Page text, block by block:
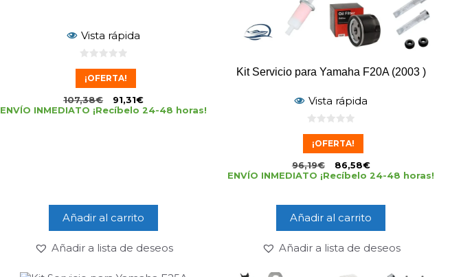
Vista rápida
5
¡OFERTA!
107,38€ 91,31€
ENVÍO INMEDIATO ¡Recíbelo 24-48 horas!
Añadir al carrito
Añadir a lista de deseos
Kit Servicio para Yamaha F20A (2003 )
Vista rápida
5
¡OFERTA!
96,19€ 86,58€
ENVÍO INMEDIATO ¡Recíbelo 24-48 horas!
Añadir al carrito
Añadir a lista de deseos